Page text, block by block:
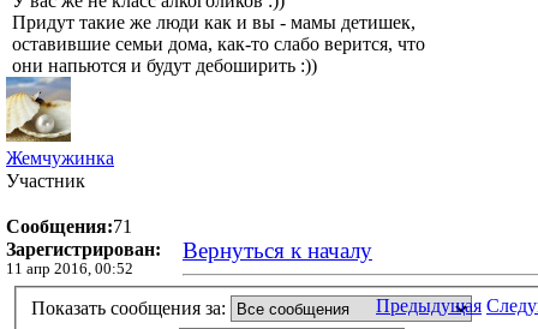
Придут такие же люди как и вы - мамы детишек,
оставившие семьи дома, как-то слабо верится, что
они напьются и будут дебоширить :))
Жемчужинка
Участник
Сообщения:71
Зарегистрирован:
11 апр 2016, 00:52
Вернуться к началу
Предыдущая
Показать сообщения за: